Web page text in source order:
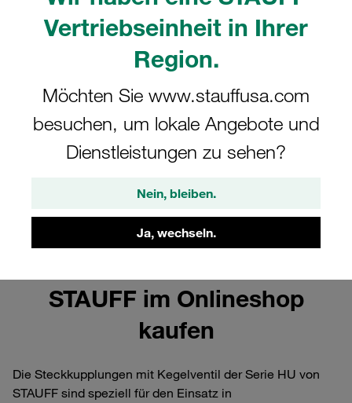
Vertriebseinheit in Ihrer
Region.
Möchten Sie www.stauffusa.com
besuchen, um lokale Angebote und
Dienstleistungen zu sehen?
Nein, bleiben.
Ja, wechseln.
Steckkupplungen mit
STAUFF im Onlineshop
kaufen
Die Steckkupplungen mit Kegelventil der Serie HU von
STAUFF sind speziell für den Einsatz in